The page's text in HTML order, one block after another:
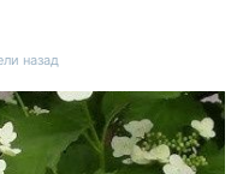
назад